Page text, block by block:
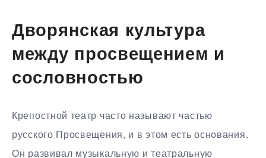
Дворянская культура
между просвещением и
сословностью
Крепостной театр часто называют частью
русского Просвещения, и в этом есть основания.
Он развивал музыкальную и театральную